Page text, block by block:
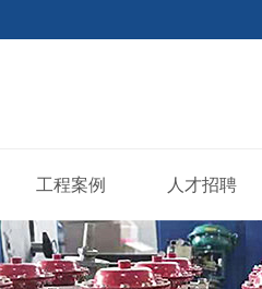
工程案例 人才招聘